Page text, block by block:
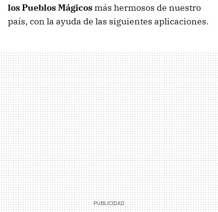
los Pueblos Mágicos más hermosos de nuestro
país, con la ayuda de las siguientes aplicaciones.